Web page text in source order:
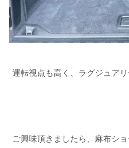
運転視点も高く、ラグジュア
ご興味頂きましたら、麻布シ